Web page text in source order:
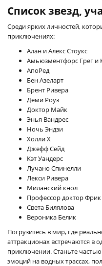
Список звезд,
Среди ярких личностей,
приключениях:
Алан и Алекс Стоукс
Амьюзментфорс Грег и
АпоРед
Бен Азеларт
Брент Ривера
Деми Роуз
Доктор Майк
Энья Вандрес
Ночь Эндзи
Холли Х
Джефф Сейд
Кэт Уандерс
Лучано Спинелли
Лекси Ривера
Миланский кнол
Профессор доктор
Света Билялова
Вероника Белик
Погрузитесь в мир, где
аттракционах встречаются в
приключении. Станьте частью
эмоций на водных трассах,